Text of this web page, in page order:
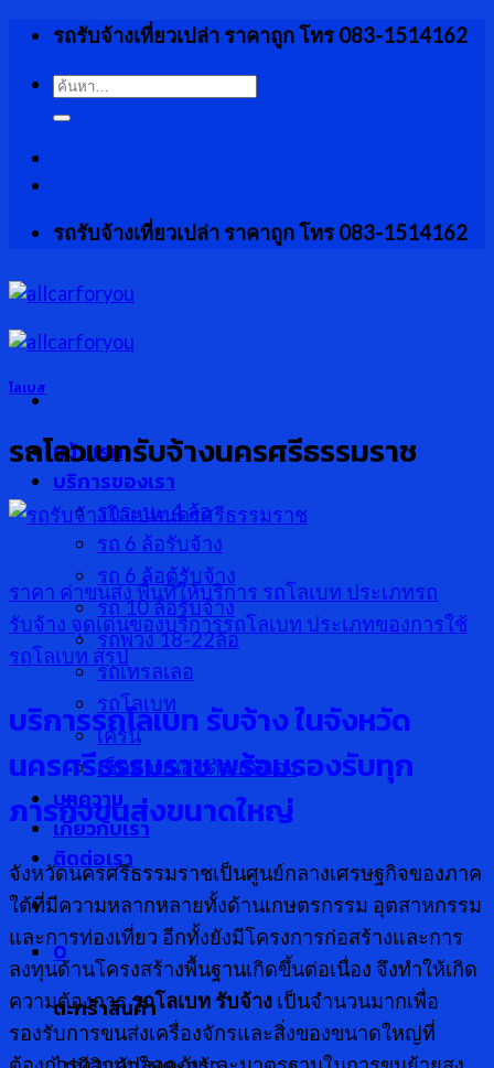
Skip
content
รถรับจ้างเที่ยวเปล่า ราคาถูก โทร 083-1514162
ค้นหา:
รถรับจ้างเที่ยวเปล่า ราคาถูก โทร 083-1514162
หน้าแรก
บริการของเรา
รกระบะ 4 ล้อ
รถ 6 ล้อรับจ้าง
รถ 6 ล้อตู้รับจ้าง
รถ 10 ล้อรับจ้าง
รถพ่วง 18-22ล้อ
รถเทรลเลอ
รถโลเบท
เครน
เช็คค่าขนส่ง ด้วยตัวเอง
บทความ
เกี่ยวกับเรา
ติดต่อเรา
0
ตะกร้าสินค้า
โลเบส
รถโลวเบทรับจ้างนครศรีธรรมราช
ราคา ค่าขนส่งพื้นที่ให้บริการ รถโลเบท ประเภทรถ
รับจ้าง จุดเด่นของบริการรถโลเบท ประเภทของการใช้
รถโลเบท สรุป
บริการรถโลเบท รับจ้าง ในจังหวัด
นครศรีธรรมราช พร้อมรองรับทุก
ภารกิจขนส่งขนาดใหญ่
จังหวัดนครศรีธรรมราชเป็นศูนย์กลางเศรษฐกิจของภาค
ใต้ที่มีความหลากหลายทั้งด้านเกษตรกรรม อุตสาหกรรม
และการท่องเที่ยว อีกทั้งยังมีโครงการก่อสร้างและการ
ลงทุนด้านโครงสร้างพื้นฐานเกิดขึ้นต่อเนื่อง จึงทำให้เกิด
ความต้องการรถโลเบท รับจ้าง เป็นจำนวนมากเพื่อ
รองรับการขนส่งเครื่องจักรและสิ่งของขนาดใหญ่ที่